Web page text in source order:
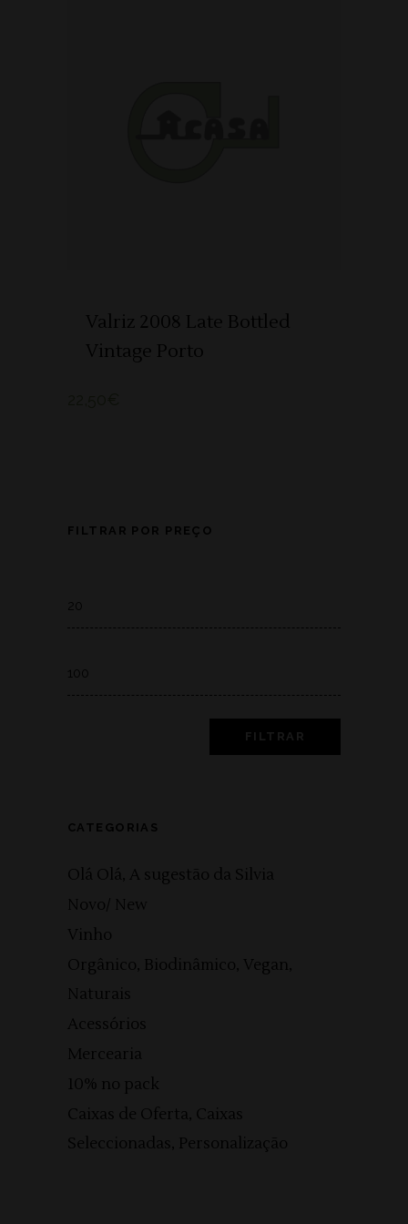
Valriz 2008 Late Bottled
Vintage Porto
FILTRAR POR PREÇO
FILTRAR
CATEGORIAS
Olá Olá, A sugestão da Silvia
Novo/ New
Vinho
Orgânico, Biodinâmico, Vegan,
Naturais
Acessórios
Mercearia
10% no pack
Caixas de Oferta, Caixas
Seleccionadas, Personalização